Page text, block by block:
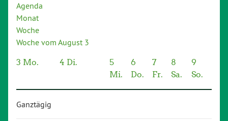
Agenda
Monat
Woche
Woche vom August 3
3 Mo. 4 Di.
5
Mi.
6
Do.
7
Fr.
8
Sa.
9
So.
Ganztägig